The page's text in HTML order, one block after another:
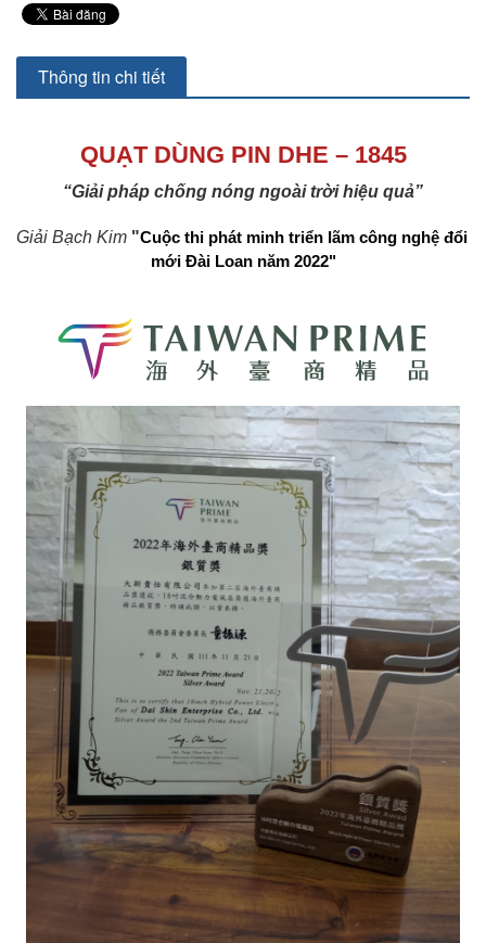
Thông tin chi tiết
QUẠT DÙNG PIN DHE – 1845
“Giải pháp chống nóng ngoài trời hiệu quả”
Giải Bạch Kim "Cuộc thi phát minh triển lãm công nghệ đổi
mới Đài Loan năm 2022"